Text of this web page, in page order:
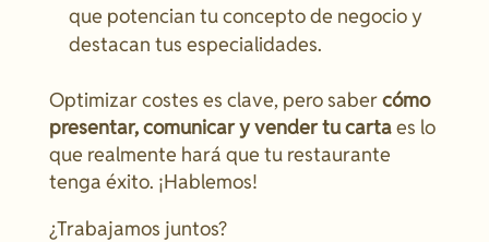
que potencian tu concepto de negocio y
destacan tus especialidades.
Optimizar costes es clave, pero sabercómo
presentar, comunicar y vender tu cartaes lo
que realmente hará que tu restaurante
tenga éxito. ¡Hablemos!
¿Trabajamos juntos?